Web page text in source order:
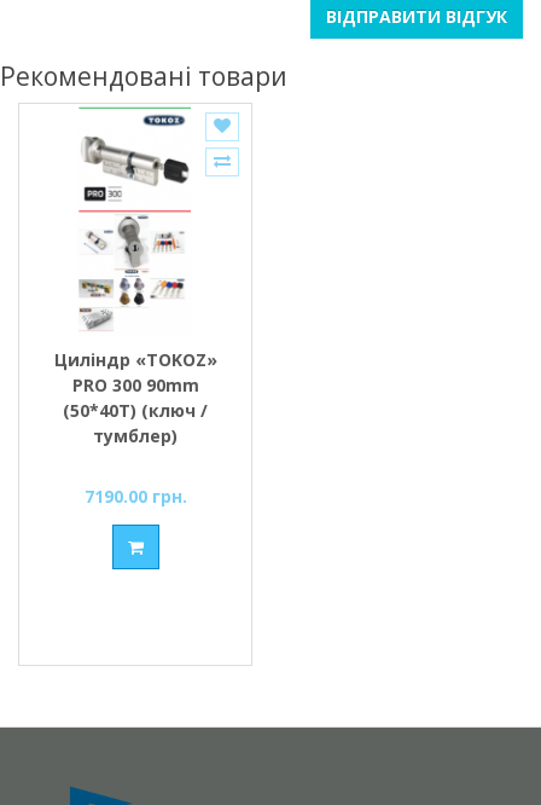
ВІДПРАВИТИ ВІДГУК
Рекомендовані товари
Циліндр «TOKOZ»
PRO 300 90mm
(50*40T) (ключ /
тумблер)
7190.00 грн.